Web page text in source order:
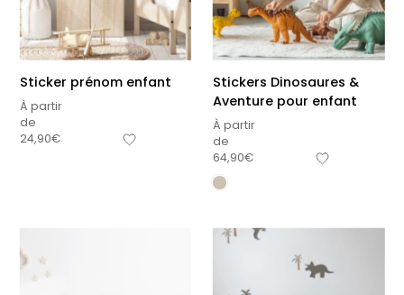
Sticker prénom enfant
À partir
de
24,90€
Stickers Dinosaures &
Aventure pour enfant
À partir
de
64,90€